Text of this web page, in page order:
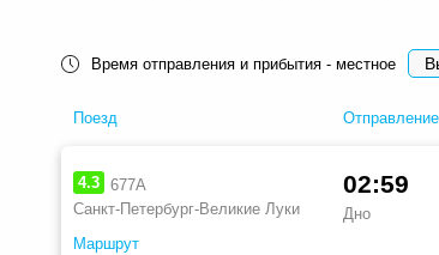
Время отправления и прибытия - местное
Поезд Отправление
4.3 677А
Санкт-Петербург-Великие Луки
Маршрут
02:59
Дно